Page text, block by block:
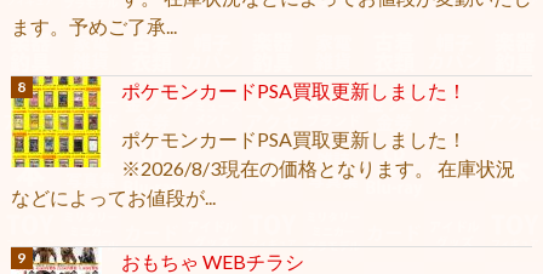
ます。予めご了承...
ポケモンカードPSA買取更新しました！
ポケモンカードPSA買取更新しました！
※2026/8/3現在の価格となります。 在庫状況
などによってお値段が...
おもちゃ WEBチラシ